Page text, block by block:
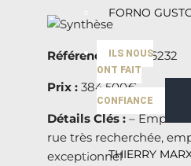
FORNO
ILS NOUS
ONT FAIT
CONFIANCE
THIERRY
Référence :75-226232
Prix : 384.500€
Détails Clés : –
rue très recherchée,
exceptionnel